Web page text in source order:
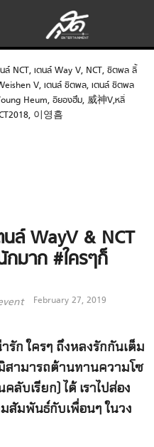
ล์ WayV & NCT
กมาก #ใครๆก็
February 27, 2019
รัก ใครๆ ถึงหลงรักกันเต็ม
สามารถต้านทานความโซ
บเรียก) ได้ เราไปส่อง
สัมพันธ์กับเพื่อนๆ ในวง